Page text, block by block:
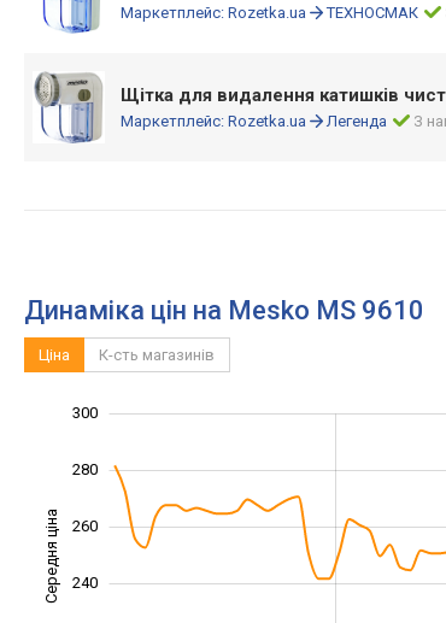
Маркетплейс: Rozetka.ua ТЕХНОСМАК
Щітка для видалення катишків
Маркетплейс: Rozetka.ua Легенда З
Динаміка цін на Mesko MS 9610
Ціна К-сть магазинів
Середня ціна 240
260
300
280